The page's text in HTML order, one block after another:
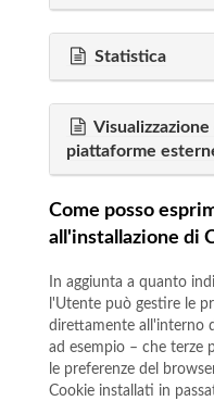
Statistica
piattaforme
Come posso
all'installazione di
In aggiunta a quanto
l'Utente può gestire le
direttamente all'interno
ad esempio – che terze
le preferenze del
Cookie installati in